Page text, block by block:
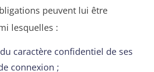
peuvent lui être
lesquelles :
caractère confidentiel de ses
connexion ;